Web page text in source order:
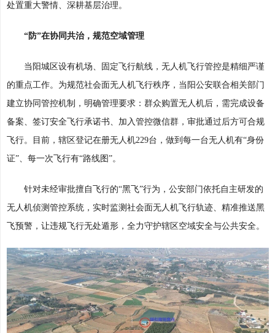
处置重大警情、深耕基层治理。
“防”在协同共治，规范空域管理
当阳城区设有机场、固定飞行航线，无人机飞行管控是精细严谨
的重点工作。为规范社会面无人机飞行秩序，当阳公安联合相关部门
建立协同管控机制，明确管理要求：群众购置无人机后，需完成设备
备案、签订安全飞行承诺书、加入管控微信群，审批通过后方可合规
飞行。目前，辖区登记在册无人机229台，做到每一台无人机有“身份
证”、每一次飞行有“路线图”。
针对未经审批擅自飞行的“黑飞”行为，公安部门依托自主研发的
无人机侦测管控系统，实时监测社会面无人机飞行轨迹、精准推送黑
飞预警，让违规飞行无处遁形，全力守护辖区空域安全与公共安全。